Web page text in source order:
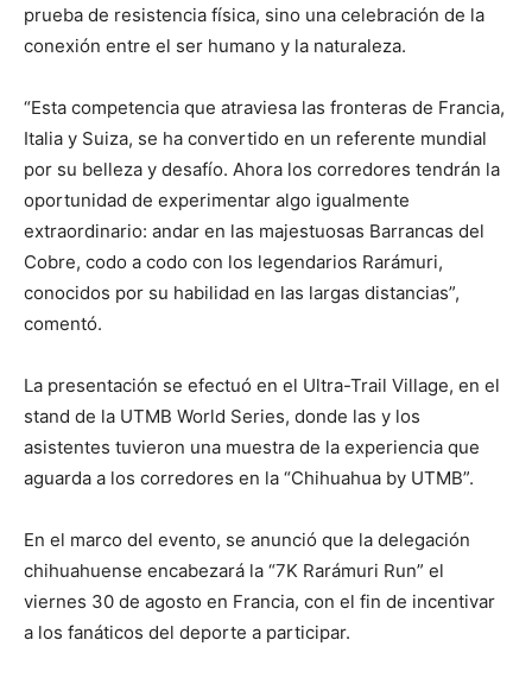
prueba de resistencia física, sino una celebración de la
conexión entre el ser humano y la naturaleza.
“Esta competencia que atraviesa las fronteras de Francia,
Italia y Suiza, se ha convertido en un referente mundial
por su belleza y desafío. Ahora los corredores tendrán la
oportunidad de experimentar algo igualmente
extraordinario: andar en las majestuosas Barrancas del
Cobre, codo a codo con los legendarios Rarámuri,
conocidos por su habilidad en las largas distancias”,
comentó.
La presentación se efectuó en el Ultra-Trail Village, en el
stand de la UTMB World Series, donde las y los
asistentes tuvieron una muestra de la experiencia que
aguarda a los corredores en la “Chihuahua by UTMB”.
En el marco del evento, se anunció que la delegación
chihuahuense encabezará la “7K Rarámuri Run” el
viernes 30 de agosto en Francia, con el fin de incentivar
a los fanáticos del deporte a participar.